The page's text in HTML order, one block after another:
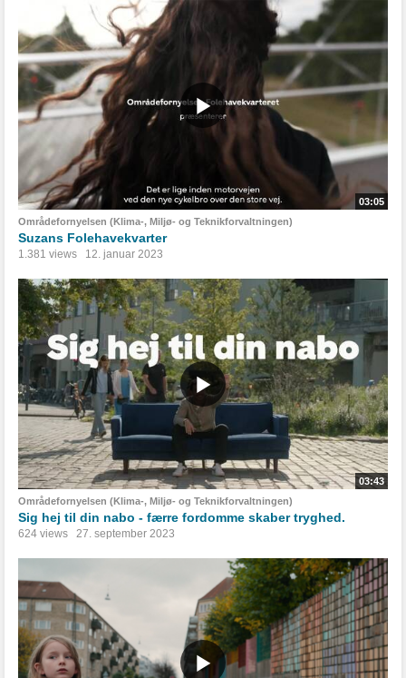
03:05
Områdefornyelsen (Klima-, Miljø- og Teknikforvaltningen)
Suzans Folehavekvarter
1.381 views 12. januar 2023
03:43
Områdefornyelsen (Klima-, Miljø- og Teknikforvaltningen)
Sig hej til din nabo - færre fordomme skaber tryghed.
624 views 27. september 2023